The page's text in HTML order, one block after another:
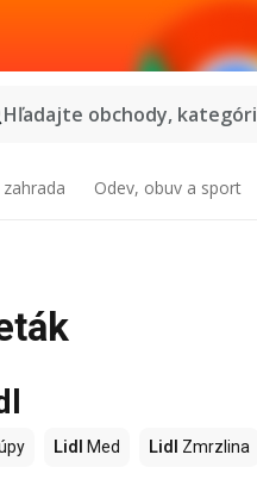
Hľadajte obchody,
Odev, obuv a sport
Lidl Med Lidl Zmrzlina